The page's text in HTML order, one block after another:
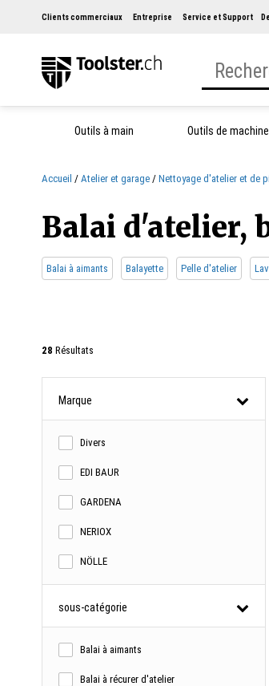
Clients commerciaux Entreprise Service et Support
Outils à main Outils de machine
Accueil Atelier et garage Nettoyage d'atelier et de
Balai d'atelier,
Balai à aimants Balayette Pelle d'atelier
28 Résultats
Marque
Divers
EDI BAUR
GARDENA
NERIOX
NÖLLE
sous-catégorie
Balai à aimants
Balai à récurer d'atelier